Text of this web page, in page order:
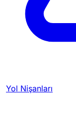
Yol Nişanları